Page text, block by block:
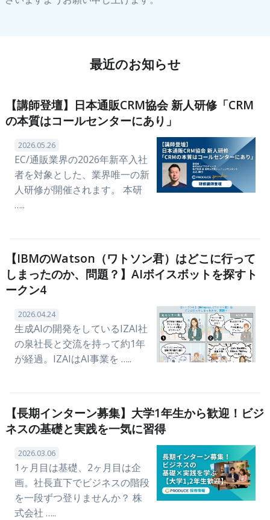
最近のお知らせ
【講師登壇】日本通販CRM協会 新人研修「CRM
の本質はコールセンターにあり」
2026.05.26
EC/通販業界の2026年新卒入社
者を対象とした、業界唯一の新
人研修が開催されます。 本研
…..
【IBMのWatson（ワトソン君）はどこに行って
しまったのか、問題？】AIボイスボットを探すト
ークン4
2026.04.24
生成AIの開発をしているIZAI社
の泉社長と交流を持って約1年
が経過。IZAIはAI事業を …..
【長期インターン募集】大学1年生から歓迎！ビジ
ネスの基礎と実践を一気に習得
2026.03.06
1ヶ月目は基礎、2ヶ月目は企
画。社長直下でビジネスの階段
を一段ずつ登りませんか？ 株
式会社 …..